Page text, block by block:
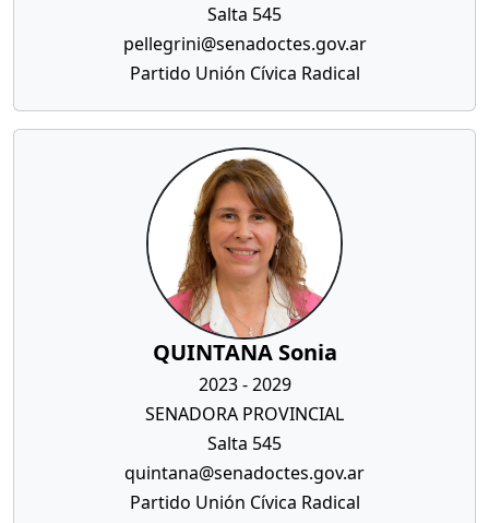
Salta 545
pellegrini@senadoctes.gov.ar
Partido Unión Cívica Radical
QUINTANA Sonia
2023 - 2029
SENADORA PROVINCIAL
Salta 545
quintana@senadoctes.gov.ar
Partido Unión Cívica Radical